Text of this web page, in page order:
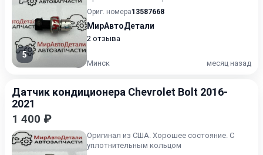
5
Ориг. номера13587668
МирАвтоДетали
2 отзыва
Минск месяц назад
Датчик кондиционера Chevrolet Bolt 2016-
2021
1 400 ₽
Оригинал из США. Хорошее состояние. С
уплотнительным кольцом